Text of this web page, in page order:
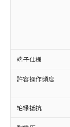
端子仕様
許容操作頻度
絶縁抵抗
(
調査・
非含有
非該当
害物質
仕入先
いたも
むを得
鉛(Pb)
六価クロ
※1 中
「○」
基準値
「×」：
基準値
「－」
*中国
Pb(鉛)